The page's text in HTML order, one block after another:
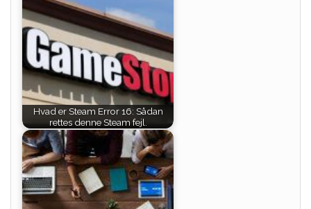
Hvad er Steam Error 16: Sådan
rettes denne Steam fejl.